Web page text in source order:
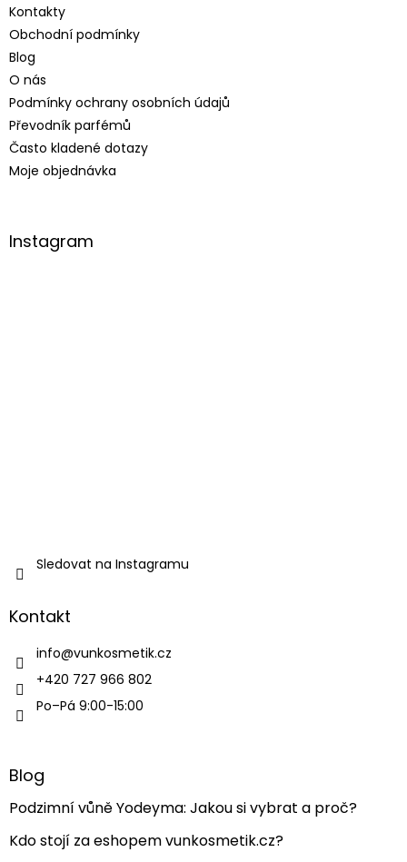
Kontakty
Obchodní podmínky
Blog
O nás
Podmínky ochrany osobních údajů
Převodník parfémů
Často kladené dotazy
Moje objednávka
Instagram
Sledovat na Instagramu
Kontakt
info@vunkosmetik.cz
+420 727 966 802
Po–Pá 9:00-15:00
Blog
Podzimní vůně Yodeyma: Jakou si vybrat a proč?
Kdo stojí za eshopem vunkosmetik.cz?